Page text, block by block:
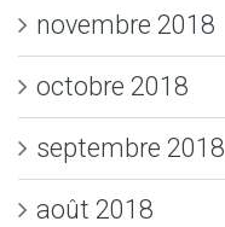
novembre 2018
octobre 2018
septembre 2018
août 2018